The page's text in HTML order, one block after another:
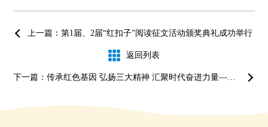
上一篇：第1届、2届“红扣子”阅读征文活动颁奖典礼成功举行
返回列表
下一篇：传承红色基因 弘扬三大精神 汇聚时代奋进力量——长少集团党委慰问建国前入党老党员